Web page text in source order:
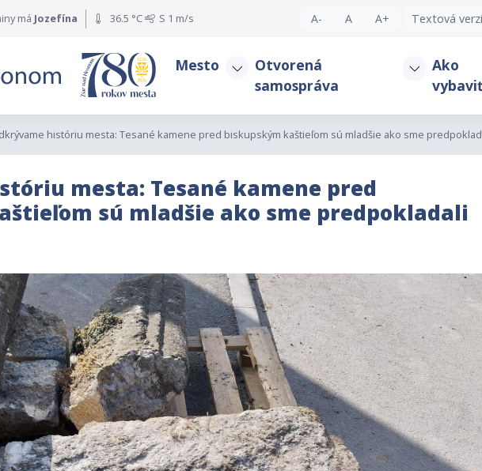
má Jozefína 36.5 °C S 1 m/s A- A A+ Textová
Mesto
Otvorená
samospráva
Ako
históriu mesta: Tesané kamene pred biskupským kaštieľom sú mladšie ako sme
mesta: Tesané kamene pred
sú mladšie ako sme predpokladali